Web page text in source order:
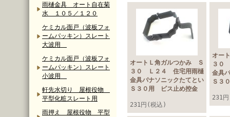
雨樋金具 オート自在菊
水 １０５／１２０
ケミカル面戸（波板フォ
ームパッキン）スレート
大波用
ケミカル面戸（波板フォ
ームパッキン）スレート
小波用
軒先水切り 屋根役物
平型化粧スレート用
雨押え 屋根役物 平型
オートＬ角ガルつかみ Ｓ
３０ Ｌ２４ 住宅用雨樋
金具パナソニックたてとい
Ｓ３０用 ビス止め控金
231円(税込)
オー
３０
金具
Ｓ３
231